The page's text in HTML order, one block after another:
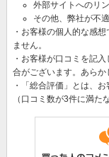
外部サイトへのリ
その他、弊社が不
・お客様の個人的な感
ません。
・お客様が口コミを記
合がございます。あらか
・「総合評価」とは、
（口コミ数が3件に満た